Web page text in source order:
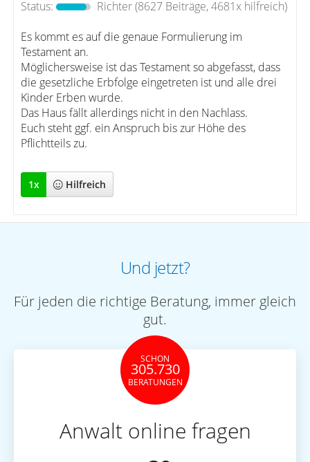
Status:
Richter(8627 Beiträge, 4681x hilfreich)
Es kommt es auf die genaue Formulierung im
Testament an.
Möglichersweise ist das Testament so abgefasst, dass
die gesetzliche Erbfolge eingetreten ist und alle drei
Kinder Erben wurde.
Das Haus fällt allerdings nicht in den Nachlass.
Euch steht ggf. ein Anspruch bis zur Höhe des
Pflichtteils zu.
1x Hilfreich
Und jetzt?
Für jeden die richtige Beratung, immer gleich
gut.
SCHON
305.730
BERATUNGEN
Anwalt online fragen